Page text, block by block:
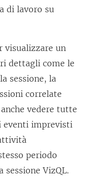
di lavoro su
visualizzare un
dettagli come le
sessione, la
correlate
vedere tutte
eventi imprevisti
periodo
VizQL.